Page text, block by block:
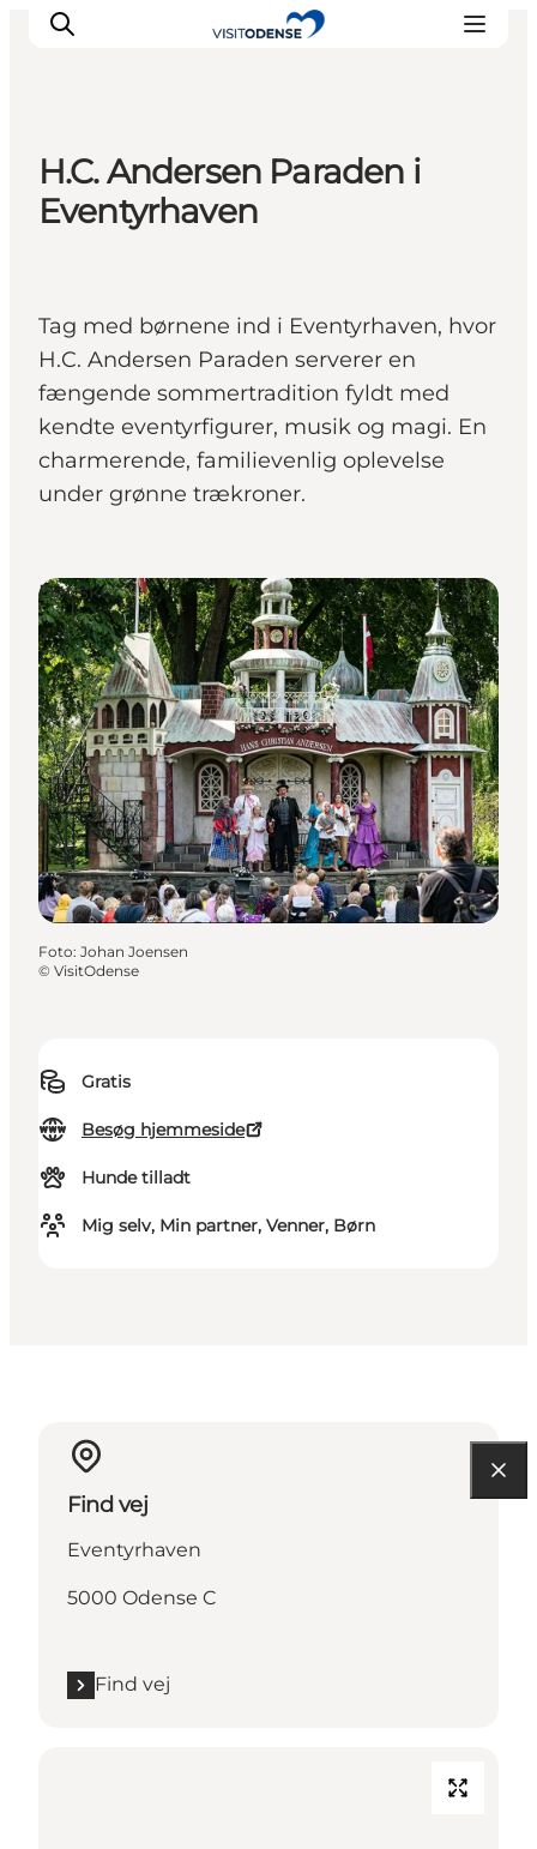
Oplev Odense
Det sker i Odense
H.C. Andersen Paraden i
Eventyrhaven
Tag med børnene ind i Eventyrhaven, hvor
H.C. Andersen Paraden serverer en
fængende sommertradition fyldt med
kendte eventyrfigurer, musik og magi. En
charmerende, familievenlig oplevelse
under grønne trækroner.
Gratis
Besøg hjemmeside
Hunde tilladt
Mig selv, Min partner, Venner, Børn
Det sker
Foto: Johan Joensen
© VisitOdense
Find vej
Eventyrhaven
5000 Odense C
Find vej